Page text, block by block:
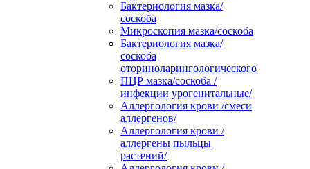
Бактериология мазка/
соскоба
Микроскопия мазка/соскоба
Бактериология мазка/
соскоба
оториноларингологического
ПЦР мазка/соскоба /
инфекции урогенитальные/
Аллергология крови /смеси
аллергенов/
Аллергология крови /
аллергены пыльцы
растений/